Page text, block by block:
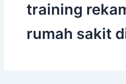
training
rumah sakit